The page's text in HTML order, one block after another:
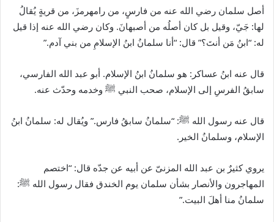
أصل سلمان رضي الله عنه من فارسٍ، من رامهرمزَ، من قريةٍ يُقالُ
لها: جَيّ، وقيل بل كان أصلُه من أصبهانَ. وكان رضي الله عنه إذا قيل
له: “ابنُ مَن أنتَ؟” قال: “أنا سلمانُ ابنُ الإسلامِ من بني آدم.”
قال عنه ابنُ عساكر: هو سلمانُ ابنُ الإسلام. أبو عبد الله الفارسي،
سابقُ الفرسِ إلى الإسلام، صحب النبي ﷺ وخدمه وحدّث عنه.
قال عنه رسول الله ﷺ: “سلمانُ سابقُ فارس.” ويُقال له: سلمانُ ابنُ
الإسلام، وسلمانُ الخير.
يروي كثيرٌ بن عبد الله المزنىّ عن أبيه عن جدّه قال: “اختصم
المهاجرون والأنصار بشأن سلمان يوم الخندق فقال رسول الله ﷺ:
سلمانُ منا أهلَ البيت.”